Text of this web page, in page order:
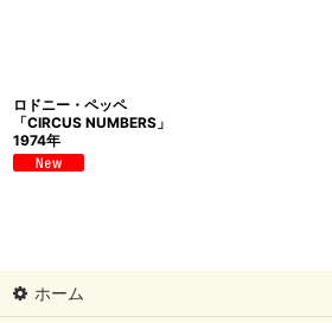
ロドニー・ペッペ
「CIRCUS NUMBERS」
1974年
ホーム